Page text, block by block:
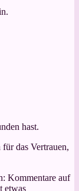
hast.
das Vertrauen,
Kommentare auf
etwas